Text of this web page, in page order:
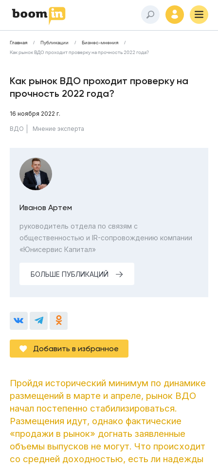
Главная Публикации
Бизнес-мнения
Как рынок ВДО проходит проверку на прочность 2022 года?
Как рынок ВДО проходит проверку на
прочность 2022 года?
16 ноября 2022 г.
ВДО Мнение эксперта
Иванов Артем
руководитель отдела по связям с
общественностью и IR-сопровождению компании
«Юнисервис Капитал»
БОЛЬШЕ ПУБЛИКАЦИЙ
Добавить в избранное
Пройдя исторический минимум по динамике
размещений в марте и апреле, рынок ВДО
начал постепенно стабилизироваться.
Размещения идут, однако фактические
«продажи в рынок» догнать заявленные
объемы выпусков не могут. Что происходит
со средней доходностью, есть ли надежды